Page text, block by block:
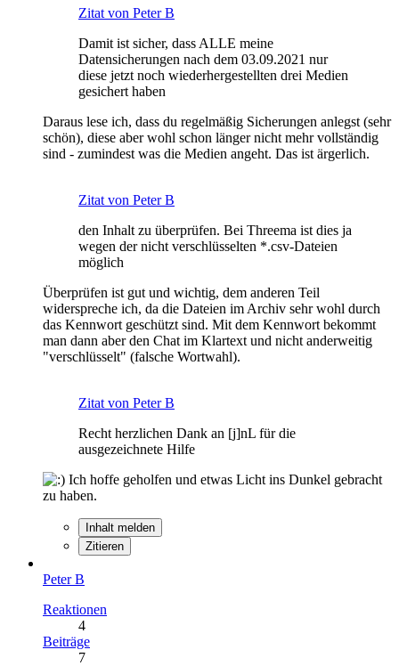
Zitat von Peter B
Damit ist sicher, dass ALLE meine
Datensicherungen nach dem 03.09.2021 nur
diese jetzt noch wiederhergestellten drei Medien
gesichert haben
Daraus lese ich, dass du regelmäßig Sicherungen anlegst (sehr
schön), diese aber wohl schon länger nicht mehr vollständig
sind - zumindest was die Medien angeht. Das ist ärgerlich.
Zitat von Peter B
den Inhalt zu überprüfen. Bei Threema ist dies ja
wegen der nicht verschlüsselten *.csv-Dateien
möglich
Überprüfen ist gut und wichtig, dem anderen Teil
widerspreche ich, da die Dateien im Archiv sehr wohl durch
das Kennwort geschützt sind. Mit dem Kennwort bekommt
man dann aber den Chat im Klartext und nicht anderweitig
"verschlüsselt" (falsche Wortwahl).
Zitat von Peter B
Recht herzlichen Dank an [j]nL für die
ausgezeichnete Hilfe
Ich hoffe geholfen und etwas Licht ins Dunkel gebracht
zu haben.
Inhalt melden
Zitieren
Peter B
Reaktionen
4
Beiträge
7